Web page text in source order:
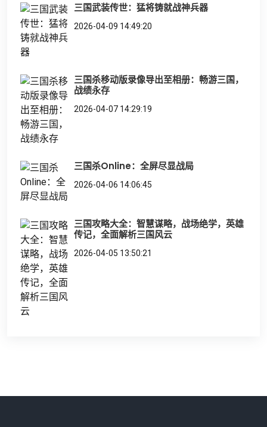
三国武装传世：猛将铸就战神兵器
2026-04-09 14:49:20
三国杀移动版录像导出至相册：畅游三国，
战绩永存
2026-04-07 14:29:19
三国杀Online：全屏尽显战局
2026-04-06 14:06:45
三国攻略大全：智慧谋略，战场绝学，英雄
传记，全面解析三国风云
2026-04-05 13:50:21